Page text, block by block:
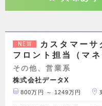
NEW
カスタマー
フロント担当（マ
その他、営業系
株式会社データX
800万円 ～ 1249万円